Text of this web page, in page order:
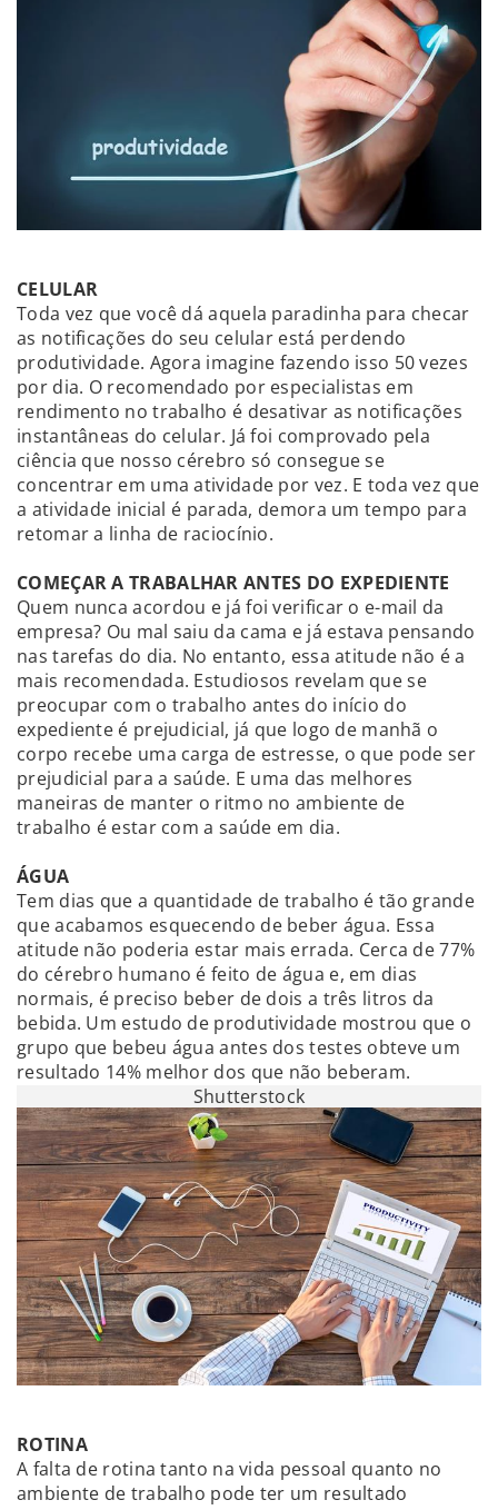
CELULAR
Toda vez que você dá aquela paradinha para checar
as notificações do seu celular está perdendo
produtividade. Agora imagine fazendo isso 50 vezes
por dia. O recomendado por especialistas em
rendimento no trabalho é desativar as notificações
instantâneas do celular. Já foi comprovado pela
ciência que nosso cérebro só consegue se
concentrar em uma atividade por vez. E toda vez que
a atividade inicial é parada, demora um tempo para
retomar a linha de raciocínio.
COMEÇAR A TRABALHAR ANTES DO EXPEDIENTE
Quem nunca acordou e já foi verificar o e-mail da
empresa? Ou mal saiu da cama e já estava pensando
nas tarefas do dia. No entanto, essa atitude não é a
mais recomendada. Estudiosos revelam que se
preocupar com o trabalho antes do início do
expediente é prejudicial, já que logo de manhã o
corpo recebe uma carga de estresse, o que pode ser
prejudicial para a saúde. E uma das melhores
maneiras de manter o ritmo no ambiente de
trabalho é estar com a saúde em dia.
ÁGUA
Tem dias que a quantidade de trabalho é tão grande
que acabamos esquecendo de beber água. Essa
atitude não poderia estar mais errada. Cerca de 77%
do cérebro humano é feito de água e, em dias
normais, é preciso beber de dois a três litros da
bebida. Um estudo de produtividade mostrou que o
grupo que bebeu água antes dos testes obteve um
resultado 14% melhor dos que não beberam.
Shutterstock
ROTINA
A falta de rotina tanto na vida pessoal quanto no
ambiente de trabalho pode ter um resultado